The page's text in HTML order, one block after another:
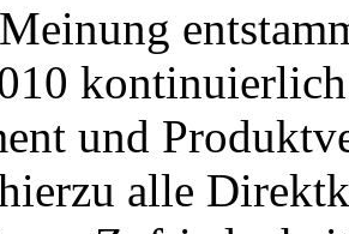
und
alle